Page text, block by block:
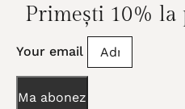
Primești 10% la
Your email
Ma abonez